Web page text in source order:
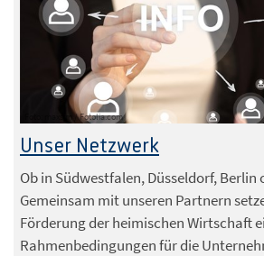
Foto: maxsim / Fotolia.com
Unser Netzwerk
Ob in Südwestfalen, Düsseldorf, Berlin
Gemeinsam mit unseren Partnern
Förderung der heimischen Wirtschaft
Rahmenbedingungen für die